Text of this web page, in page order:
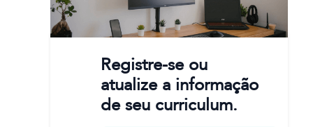
Registre-se ou
atualize a informação
de seu curriculum.